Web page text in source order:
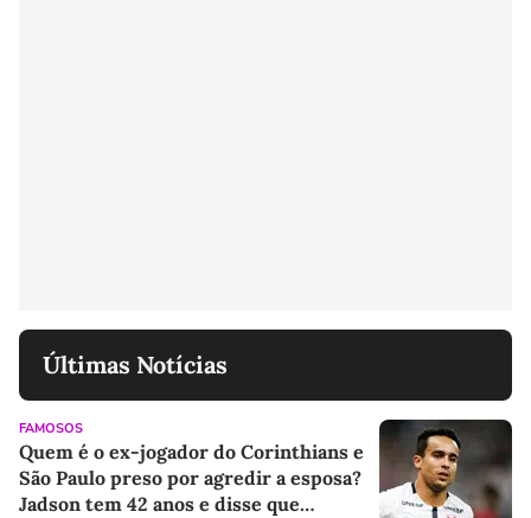
Últimas Notícias
FAMOSOS
Quem é o ex-jogador do Corinthians e
São Paulo preso por agredir a esposa?
Jadson tem 42 anos e disse que